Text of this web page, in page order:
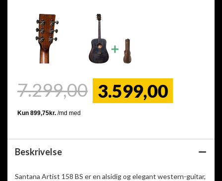
7.299,00 3.599,00
Beskrivelse
Santana Artist 158 BS er en alsidig og elegant western-guitar,